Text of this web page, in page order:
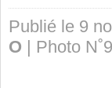
Publié le 9
O | Photo